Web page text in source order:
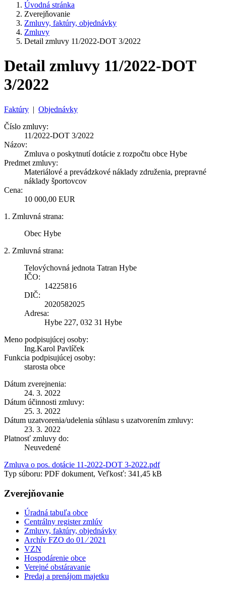
Úvodná stránka
Zverejňovanie
Zmluvy, faktúry, objednávky
Zmluvy
Detail zmluvy 11/2022-DOT 3/2022
Detail zmluvy 11/2022-DOT
3/2022
Faktúry | Objednávky
Číslo zmluvy:
11/2022-DOT 3/2022
Názov:
Zmluva o poskytnutí dotácie z rozpočtu obce Hybe
Predmet zmluvy:
Materiálové a prevádzkové náklady združenia, prepravné
náklady športovcov
Cena:
10 000,00 EUR
1. Zmluvná strana:
Obec Hybe
2. Zmluvná strana:
Telovýchovná jednota Tatran Hybe
IČO:
14225816
DIČ:
2020582025
Adresa:
Hybe 227, 032 31 Hybe
Meno podpisujúcej osoby:
Ing.Karol Pavlíček
Funkcia podpisujúcej osoby:
starosta obce
Dátum zverejnenia:
24. 3. 2022
Dátum účinnosti zmluvy:
25. 3. 2022
Dátum uzatvorenia/udelenia súhlasu s uzatvorením zmluvy:
23. 3. 2022
Platnosť zmluvy do:
Neuvedené
Zmluva o pos. dotácie 11-2022-DOT 3-2022.pdf
Typ súboru: PDF dokument, Veľkosť: 341,45 kB
Zverejňovanie
Úradná tabuľa obce
Centrálny register zmlúv
Zmluvy, faktúry, objednávky
Archív FZO do 01 ⁄ 2021
VZN
Hospodárenie obce
Verejné obstáravanie
Predaj a prenájom majetku